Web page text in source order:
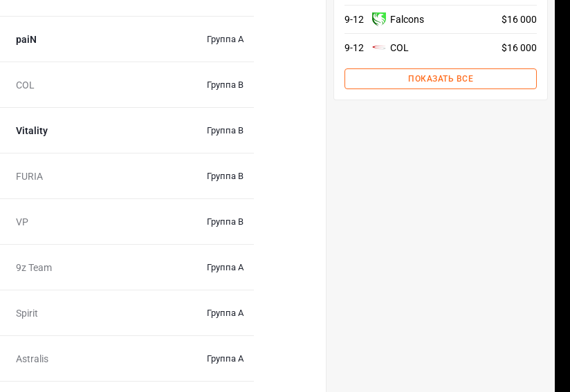
paiN Группа А
COL Группа B
Vitality Группа B
FURIA Группа B
VP Группа B
9z Team Группа А
Spirit Группа А
Astralis Группа А
9-12 Falcons $16 000
9-12 COL $16 000
ПОКАЗАТЬ ВСЕ